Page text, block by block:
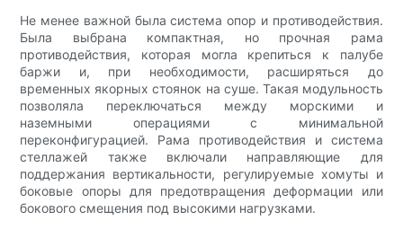
Не менее важной была система опор и противодействия.
Была выбрана компактная, но прочная рама
противодействия, которая могла крепиться к палубе
баржи и, при необходимости, расширяться до
временных якорных стоянок на суше. Такая модульность
позволяла переключаться между морскими и
наземными операциями с минимальной
переконфигурацией. Рама противодействия и система
стеллажей также включали направляющие для
поддержания вертикальности, регулируемые хомуты и
боковые опоры для предотвращения деформации или
бокового смещения под высокими нагрузками.